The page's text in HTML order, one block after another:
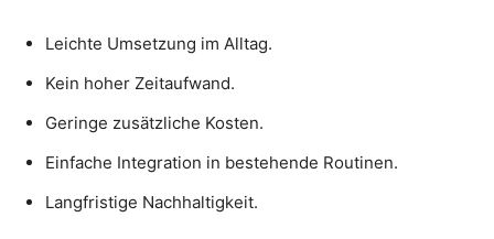
Leichte Umsetzung im Alltag.
Kein hoher Zeitaufwand.
Geringe zusätzliche Kosten.
Einfache Integration in bestehende Routinen.
Langfristige Nachhaltigkeit.